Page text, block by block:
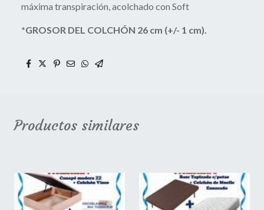
máxima transpiración, acolchado con Soft
*GROSOR DEL COLCHÓN 26 cm (+/- 1 cm).
Productos similares